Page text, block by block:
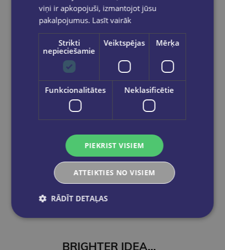
€17.25
Ielikt grozā
BRIGHTER IDEAS Starter Student's Book with Online Practice
viņi ir apkopojuši, izmantojot jūsu
pakalpojumus. Lasīt vairāk
Strikti
nepieciešamie
Veiktspējas Mērķa
Funkcionalitātes Neklasificētie
PIEKRIST VISIEM
ATTEIKTIES NO VISIEM
RĀDĪT DETAĻAS